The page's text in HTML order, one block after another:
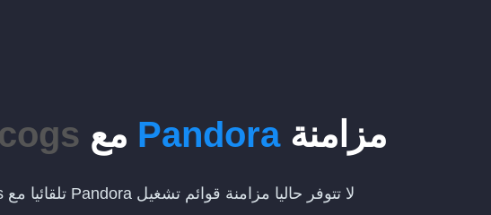
مزامنةPandora مع
لا تتوفر حاليا مزامنة قوائم تشغيل Pandora تلقائيا مع Discogs.